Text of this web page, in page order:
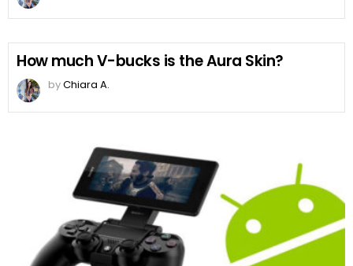
How much V-bucks is the Aura Skin?
byChiara A.